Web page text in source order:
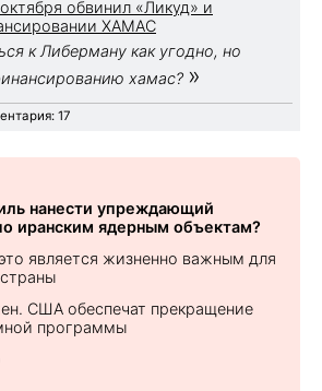
обвинил «Ликуд» и
ХАМАС
к Либерману как угодно, но
хамас? »
17
нанести упреждающий
иранским ядерным объектам?
является жизненно важным для
США обеспечат прекращение
программы